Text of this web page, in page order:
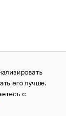
прав
Сообщения
в сфере
ИА
Отдельные
его лучше.
с